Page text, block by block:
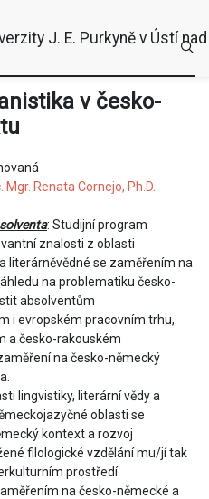
v česko-
Mgr. Renata Cornejo, Ph.D.
: Studijní program
znalosti z oblasti
literárněvědné se zaměřením na
na problematiku česko-
absolventům
i evropském pracovním trhu,
a česko-rakouském
na česko-německý
lingvistiky, literární vědy a
oblasti se
kontext a rozvoj
filologické vzdělání mu/jí tak
prostředí
na česko-německé a